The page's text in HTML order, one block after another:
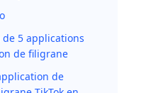
de 5 applications
de filigrane
de